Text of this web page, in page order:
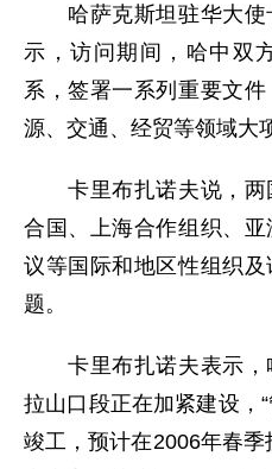
哈萨克斯坦驻华大使
示，访问期间，哈中双
系，签署一系列重要文
源、交通、经贸等领域大
卡里布扎诺夫说，两
合国、上海合作组织、
议等国际和地区性组织
题。
卡里布扎诺夫表示，
拉山口段正在加紧建设，
竣工，预计在2006年春季